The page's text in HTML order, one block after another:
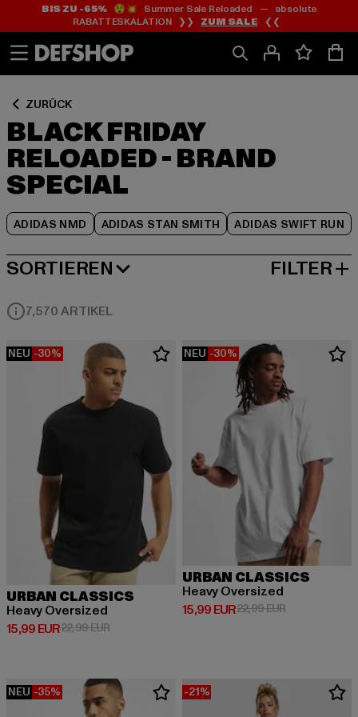
Zum
Inhalt
springen
Zum
Fußzeile
springen
BIS ZU -65%😲💥 Summer Sale Reloaded — absolute
RABATTESKALATION ❯❯ ZUM SALE ❮❮
ZURÜCK
BLACK FRIDAY
RELOADED - BRAND
SPECIAL
ADIDAS NMD ADIDAS STAN SMITH ADIDAS SWIFT RUN
Zum
Produktraster
springen
SORTIEREN
BELIEBTESTE FILTER
7,570 ARTIKEL
NEU -30%
URBAN CLASSICS
Heavy Oversized
15,99 EUR
Derzeitiger Preis: 15,99 EUR
22,99 EURAktionspreis: 22,99 EUR
NEU -30%
URBAN CLASSICS
Heavy Oversized
15,99 EUR
Derzeitiger Preis: 15,99 EUR
22,99 EURAktionspreis:
NEU -35% -21%